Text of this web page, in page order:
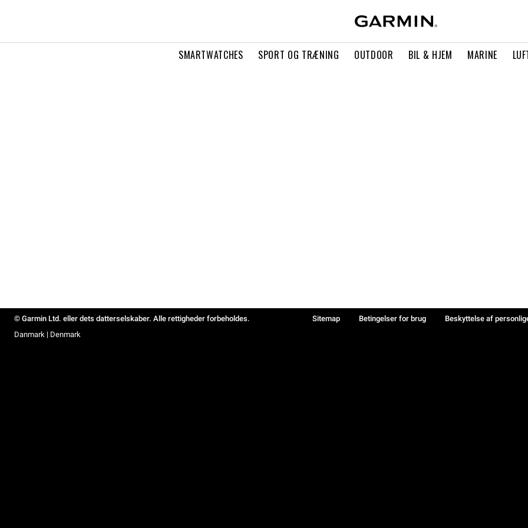
SMARTWATCHES SPORT OG TRÆNING OUTDOOR BIL & HJEM MARINE
© Garmin Ltd. eller dets datterselskaber. Alle rettigheder forbeholdes. Sitemap Betingelser for brug Beskyttelse af
Danmark | Denmark